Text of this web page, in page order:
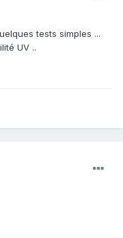
tests simples ...
UV ..